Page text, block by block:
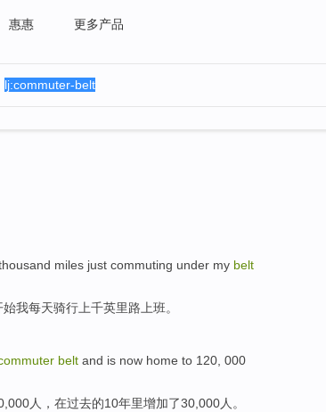
惠惠 更多产品
miles just commuting under my belt
始我每天骑行上千英里路 上班。
belt and is now home to 120, 000
人 ，在过去的10年里增加了30,000人。